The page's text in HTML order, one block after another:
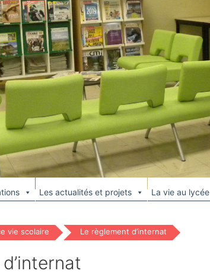
Les actualités et projets La vie au lycée
vie scolaire Le règlement d’internat